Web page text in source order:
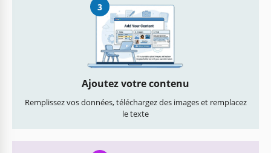
3
Ajoutez votre contenu
Remplissez vos données, téléchargez des images et remplacez
le texte